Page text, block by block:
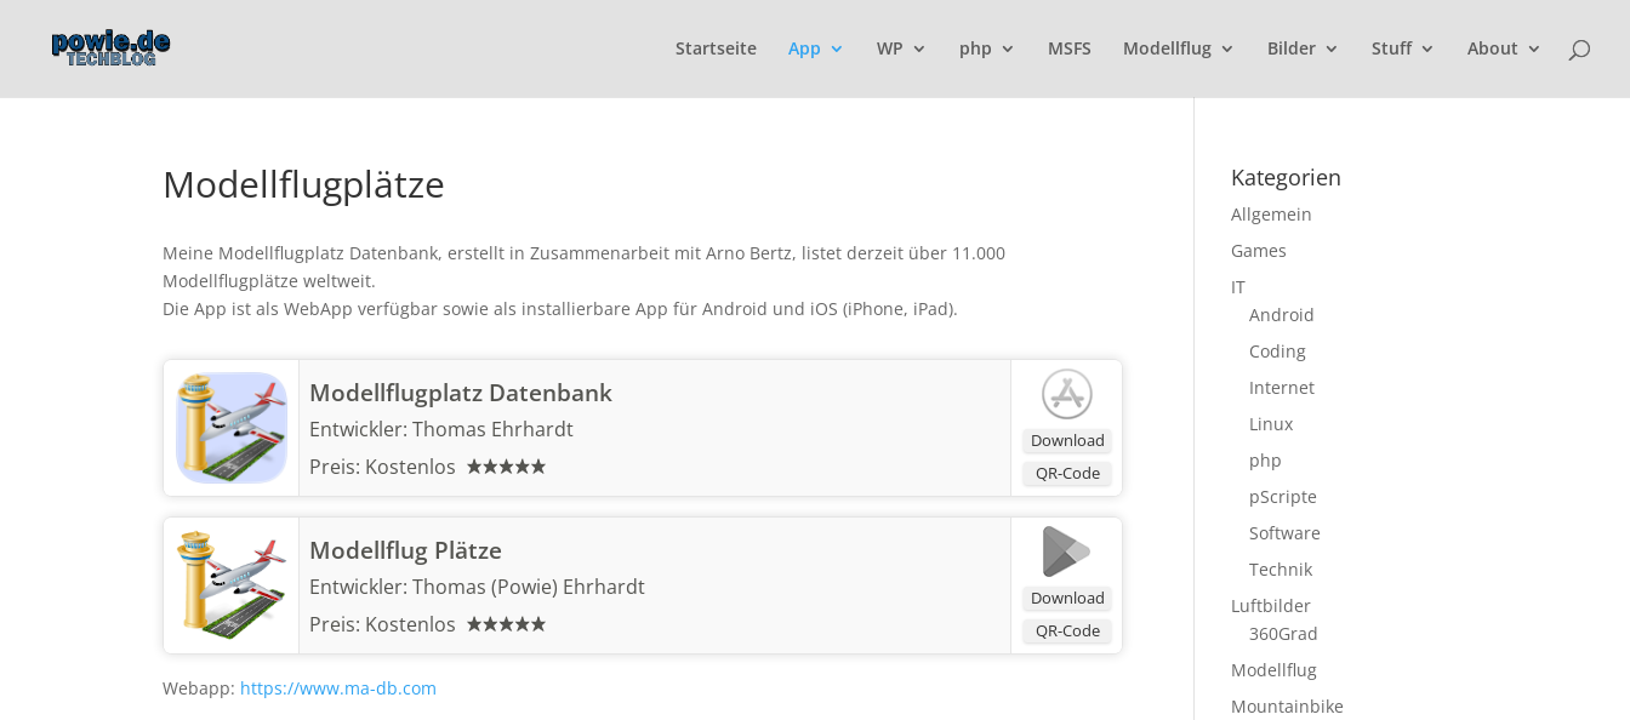
Startseite App WP php MSFS Modellflug Bilder Stuff About
Modellflugplätze
Meine Modellflugplatz Datenbank, erstellt in Zusammenarbeit mit Arno Bertz, listet derzeit über 11.000
Modellflugplätze weltweit.
Die App ist als WebApp verfügbar sowie als installierbare App für Android und iOS (iPhone, iPad).
Download
QR-Code
Modellflugplatz Datenbank
Entwickler:Thomas Ehrhardt
Preis: Kostenlos
Download
QR-Code
Modellflug Plätze
Entwickler:Thomas (Powie) Ehrhardt
Preis: Kostenlos
Webapp: https://www.ma-db.com
Kategorien
Allgemein
Games
IT
Android
Coding
Internet
Linux
php
pScripte
Software
Technik
Luftbilder
360Grad
Modellflug
Mountainbike